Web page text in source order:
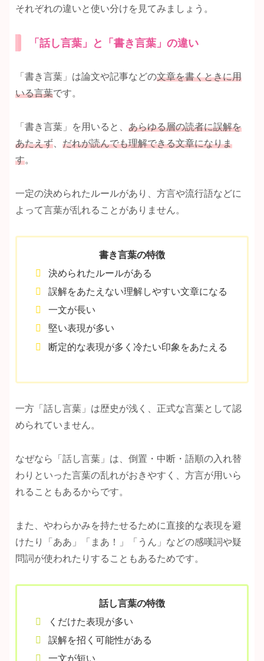
それぞれの違いと使い分けを見てみましょう。
「話し言葉」と「書き言葉」の違い
「書き言葉」は論文や記事などの文章を書くときに用
いる言葉です。
「書き言葉」を用いると、 あらゆる層の読者に誤解を
あたえず
だれが読んでも理解できる文章になりま
す。
一定の決められたルールがあり、方言や流行語などに
よって言葉が乱れることがありません。
書き言葉の特徴
決められたルールがある
誤解をあたえない理解しやすい文章になる
一文が長い
堅い表現が多い
断定的な表現が多く冷たい印象をあたえる
一方「話し言葉」は歴史が浅く、正式な言葉として認
められていません。
なぜなら「話し言葉」は、倒置・中断・語順の入れ替
わりといった言葉の乱れがおきやすく、方言が用いら
れることもあるからです。
また、やわらかみを持たせるために直接的な表現を避
けたり「ああ」「まあ！」「うん」などの感嘆詞や疑
問詞が使われたりすることもあるためです。
話し言葉の特徴
くだけた表現が多い
誤解を招く可能性がある
一文が短い